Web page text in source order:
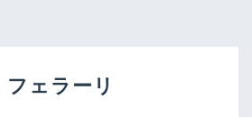
フェラーリ